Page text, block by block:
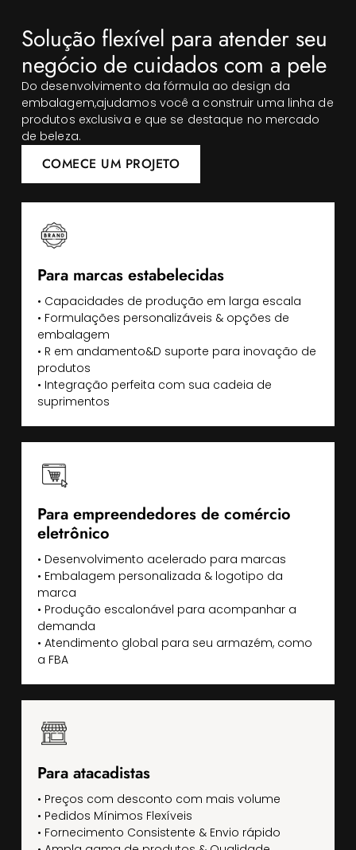
Solução flexível para atender seu
negócio de cuidados com a pele
Do desenvolvimento da fórmula ao design da
embalagem,ajudamos você a construir uma linha de
produtos exclusiva e que se destaque no mercado
de beleza.
COMECE UM PROJETO
Para marcas estabelecidas
• Capacidades de produção em larga escala
• Formulações personalizáveis & opções de
embalagem
• R em andamento&D suporte para inovação de
produtos
• Integração perfeita com sua cadeia de
suprimentos
Para empreendedores de comércio
eletrônico
• Desenvolvimento acelerado para marcas
• Embalagem personalizada & logotipo da
marca
• Produção escalonável para acompanhar a
demanda
• Atendimento global para seu armazém, como
a FBA
Para atacadistas
• Preços com desconto com mais volume
• Pedidos Mínimos Flexíveis
• Fornecimento Consistente & Envio rápido